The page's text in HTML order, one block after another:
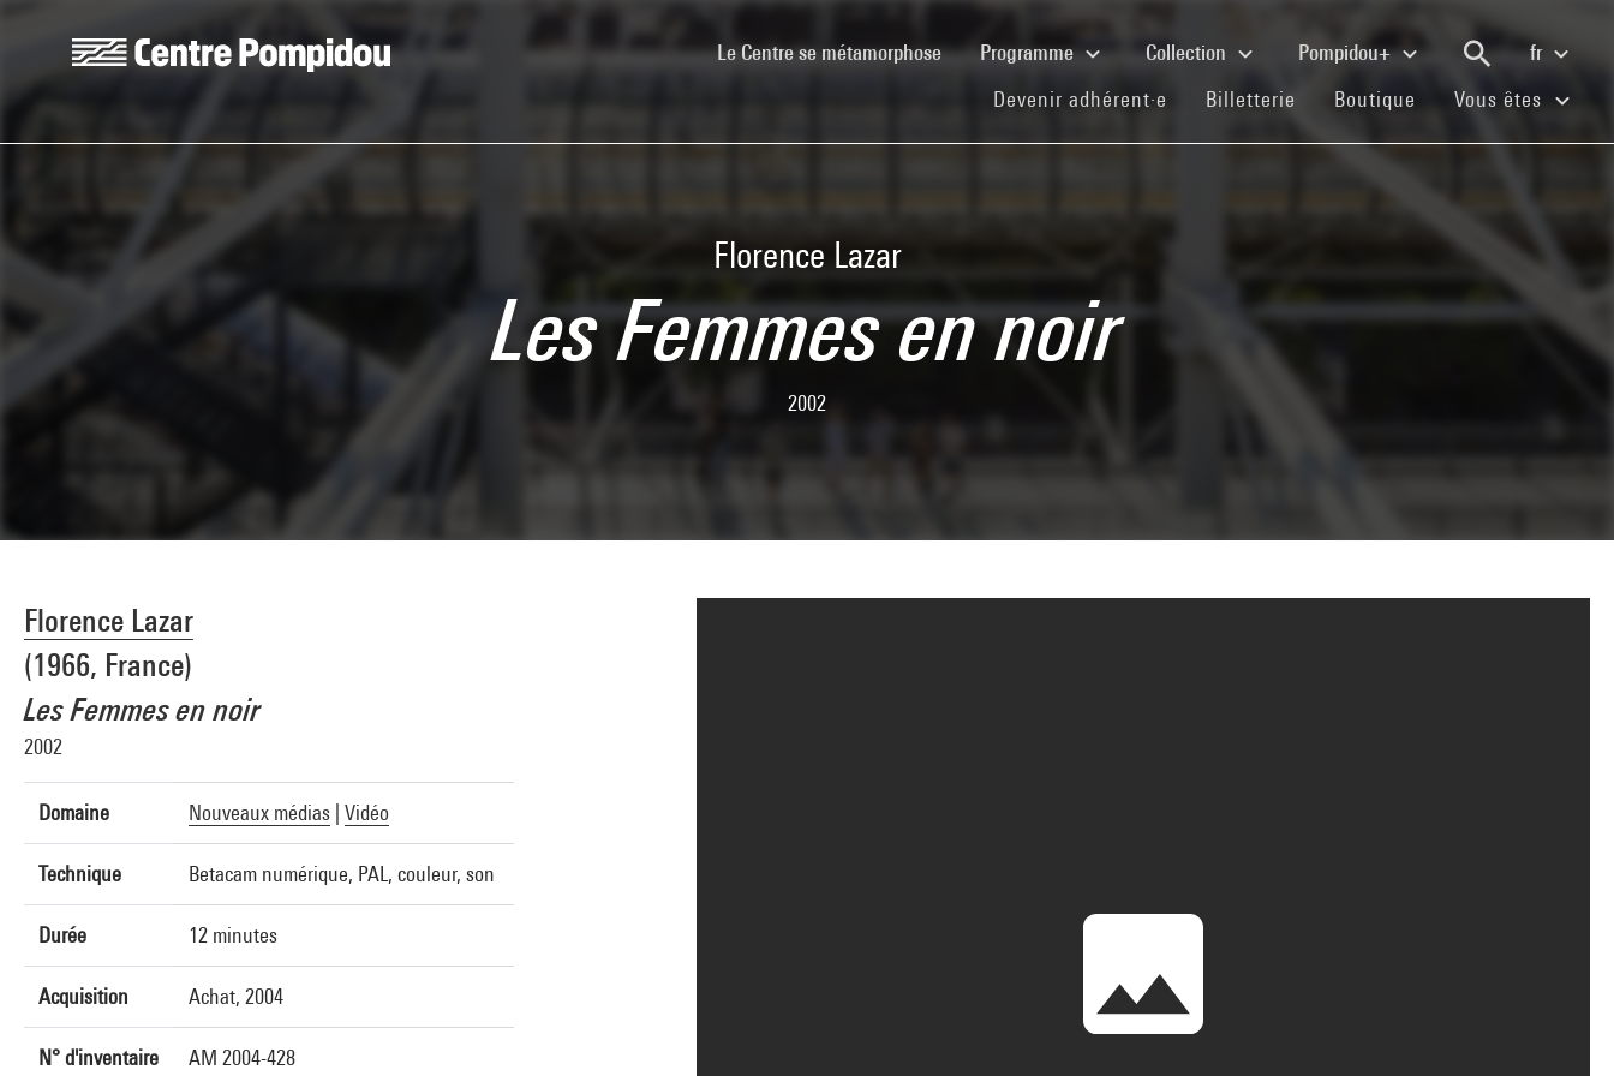
Le Centre se métamorphose(current)Programme Collection Pompidou+
fr
Devenir adhérent·e (current)
Billetterie (current)
Boutique (current)
Vous êtes
Florence Lazar
Les Femmes en noir
2002
Florence Lazar
(1966, France)
Les Femmes en noir
2002
Domaine Nouveaux médias Vidéo
Technique Betacam numérique, PAL, couleur, son
Durée 12 minutes
Acquisition Achat, 2004
N° d'inventaire AM 2004-428